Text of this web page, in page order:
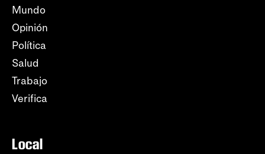
Mundo
Opinión
Política
Salud
Trabajo
Verifica
Local